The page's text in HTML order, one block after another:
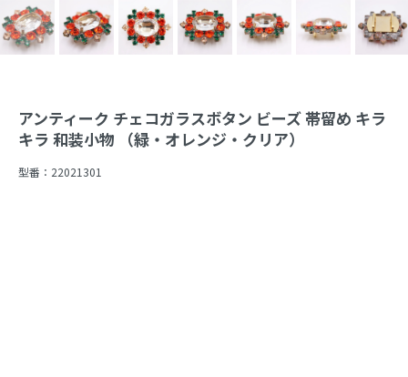
アンティーク チェコガラスボタン ビーズ 帯留め キラ
キラ 和装小物 （緑・オレンジ・クリア）
型番： 22021301